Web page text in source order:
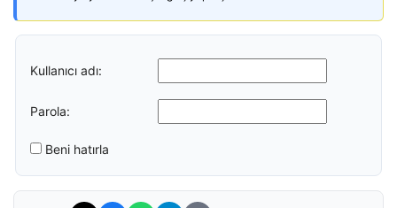
Kullanıcı adı:
Parola:
Beni hatırla